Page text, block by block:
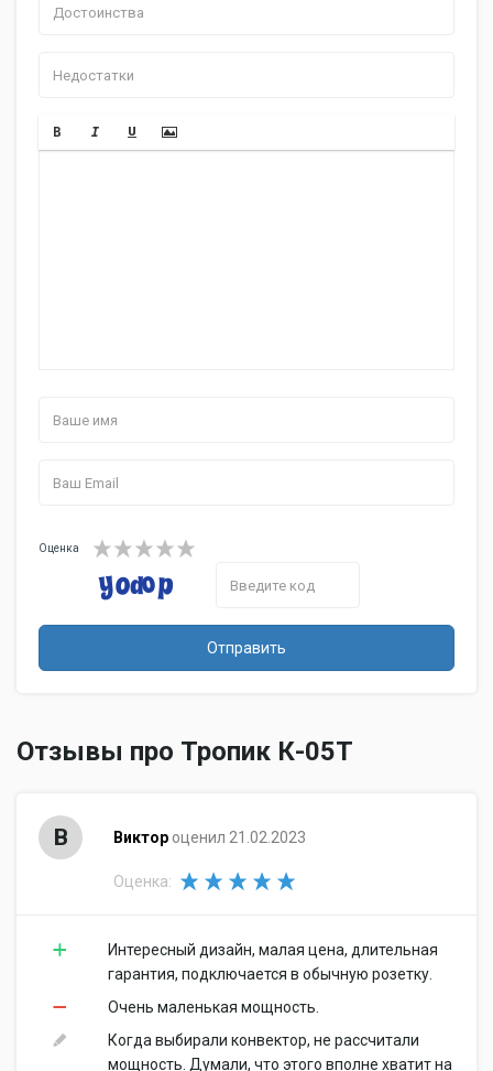
Оценка
Отправить
Отзывы про Тропик К-05Т
В Виктор оценил 21.02.2023
Оценка:
Интересный дизайн, малая цена, длительная
гарантия, подключается в обычную розетку.
Очень маленькая мощность.
Когда выбирали конвектор, не рассчитали
мощность. Думали, что этого вполне хватит на